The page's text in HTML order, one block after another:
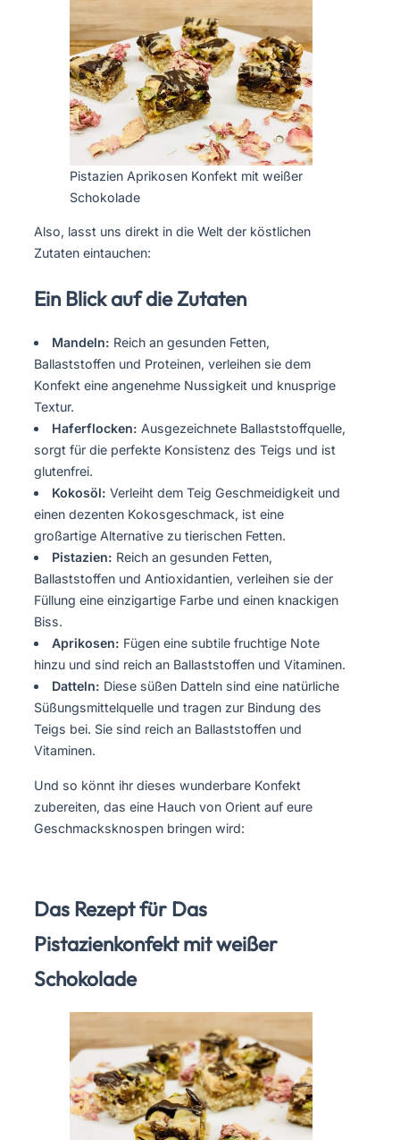
Pistazien Aprikosen Konfekt mit weißer
Schokolade
Also, lasst uns direkt in die Welt der köstlichen
Zutaten eintauchen:
Ein Blick auf die Zutaten
Mandeln: Reich an gesunden Fetten,
Ballaststoffen und Proteinen, verleihen sie dem
Konfekt eine angenehme Nussigkeit und knusprige
Textur.
Haferflocken: Ausgezeichnete Ballaststoffquelle,
sorgt für die perfekte Konsistenz des Teigs und ist
glutenfrei.
Kokosöl: Verleiht dem Teig Geschmeidigkeit und
einen dezenten Kokosgeschmack, ist eine
großartige Alternative zu tierischen Fetten.
Pistazien: Reich an gesunden Fetten,
Ballaststoffen und Antioxidantien, verleihen sie der
Füllung eine einzigartige Farbe und einen knackigen
Biss.
Aprikosen: Fügen eine subtile fruchtige Note
hinzu und sind reich an Ballaststoffen und Vitaminen.
Datteln: Diese süßen Datteln sind eine natürliche
Süßungsmittelquelle und tragen zur Bindung des
Teigs bei. Sie sind reich an Ballaststoffen und
Vitaminen.
Und so könnt ihr dieses wunderbare Konfekt
zubereiten, das eine Hauch von Orient auf eure
Geschmacksknospen bringen wird:
Das Rezept für Das
Pistazienkonfekt mit weißer
Schokolade